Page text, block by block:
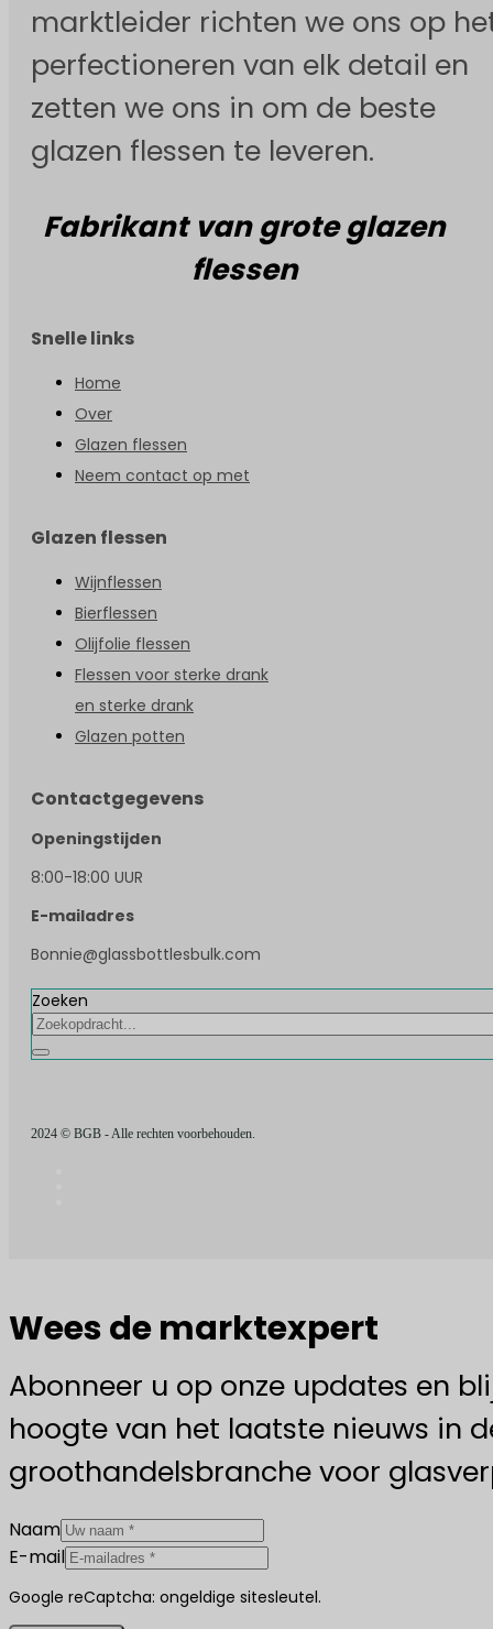
marktleider richten we ons op
perfectioneren van elk detail en
zetten we ons in om de beste
glazen flessen te leveren.
Fabrikant van grote glazen
flessen
Snelle links
Home
Over
Glazen flessen
Neem contact op met
Glazen flessen
Wijnflessen
Bierflessen
Olijfolie flessen
Flessen voor sterke drank
en sterke drank
Glazen potten
Contactgegevens
Openingstijden
8:00-18:00 UUR
E-mailadres
Bonnie@glassbottlesbulk.com
Zoeken
2024 © BGB - Alle rechten voorbehouden.
Wees de marktexpert
Abonneer u op onze updates en
hoogte van het laatste nieuws in
groothandelsbranche voor
Naam
E-mail
Google reCaptcha: ongeldige sitesleutel.